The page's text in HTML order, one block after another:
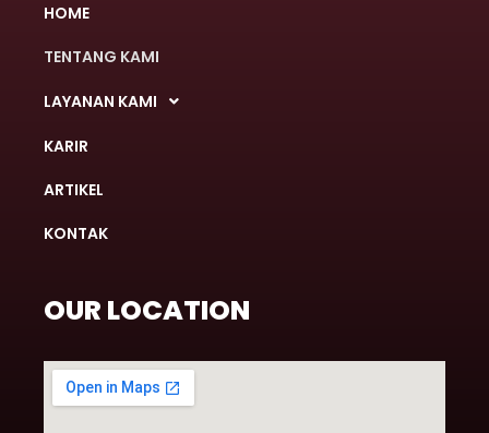
HOME
TENTANG KAMI
LAYANAN KAMI
KARIR
ARTIKEL
KONTAK
OUR LOCATION